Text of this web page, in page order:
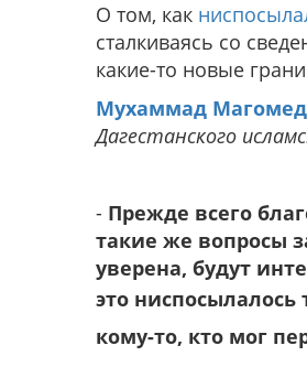
О том, как
сталкиваясь со
какие-то новые
Мухаммад
Дагестанского
- Прежде всего
такие же вопросы
уверена, будут
это
кому-то, кто мог